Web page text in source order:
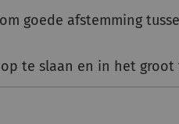
goede afstemming
te slaan en in het groot